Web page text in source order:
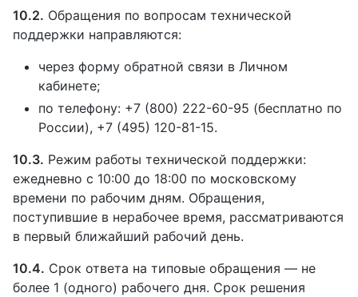
10.2. Обращения по вопросам технической
поддержки направляются:
через форму обратной связи в Личном
кабинете;
по телефону: +7 (800) 222-60-95 (бесплатно по
России), +7 (495) 120-81-15.
10.3. Режим работы технической поддержки:
ежедневно с 10:00 до 18:00 по московскому
времени по рабочим дням. Обращения,
поступившие в нерабочее время, рассматриваются
в первый ближайший рабочий день.
10.4. Срок ответа на типовые обращения — не
более 1 (одного) рабочего дня. Срок решения